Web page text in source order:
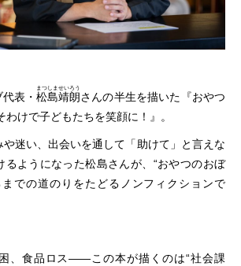
表・ 松島靖朗
まつしませいろう
さんの半生を描いた『おやつ
けで子どもたちを笑顔に！』。
迷い、出会いを通して「助けて」と言えな
るようになった松島さんが、“おやつのおぼ
までの道のりをたどるノンフィクションで
、食品ロス――この本が描くのは“社会課